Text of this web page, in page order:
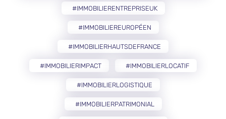
#IMMOBILIERENTREPRISEUK
#IMMOBILIEREUROPÉEN
#IMMOBILIERHAUTSDEFRANCE
#IMMOBILIERIMPACT #IMMOBILIERLOCATIF
#IMMOBILIERLOGISTIQUE
#IMMOBILIERPATRIMONIAL